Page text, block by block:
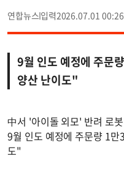
연합뉴스 2026.07.01 00:26
9월 인도 예정에 주문
양산 난이도"
中서 '아이돌 외모' 반려 로
9월 인도 예정에 주문량 1
도"